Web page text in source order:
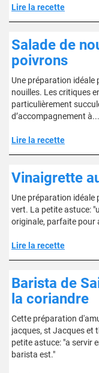
Lire la recette
Salade de
poivrons
Une préparation idéale
nouilles. Les critiques
particulièrement
d’accompagnement
Lire la recette
Vinaigrette
Une préparation idéale
vert. La petite astuce:
originale, parfaite pour
Lire la recette
Barista de
la coriandre
Cette préparation
jacques, st Jacques et
petite astuce: "a servir
barista est."